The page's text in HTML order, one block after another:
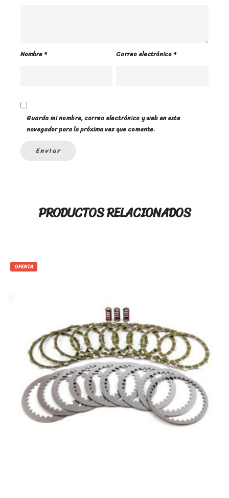
Nombre* Correo electrónico*
Guarda mi nombre, correo electrónico y web en este
navegador para la próxima vez que comente.
PRODUCTOS RELACIONADOS
OFERTA